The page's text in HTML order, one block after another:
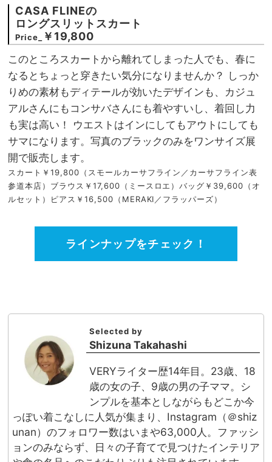
CASA FLINEの
ロングスリットスカート
Price_
￥19,800
このところスカートから離れてしまった人でも、春に
なるとちょっと穿きたい気分になりませんか？ しっか
りめの素材もディテールが効いたデザインも、カジュ
アルさんにもコンサバさんにも着やすいし、着回し力
も実は高い！ ウエストはインにしてもアウトにしても
サマになります。写真のブラックのみをワンサイズ展
開で販売します。
スカート￥19,800（スモールカーサフライン／カーサフライン表
参道本店）ブラウス￥17,600（ミースロエ）バッグ￥39,600（オ
ルセット）ピアス￥16,500（MERAKI／フラッパーズ）
ラインナップをチェック！
Selected by
Shizuna Takahashi
VERYライター歴14年目。23歳、18
歳の女の子、9歳の男の子ママ。シ
ンプルを基本としながらもどこか今
っぽい着こなしに人気が集まり、Instagram（＠shiz
unan）のフォロワー数はいまや63,000人。ファッシ
ョンのみならず、日々の子育てで見つけたインテリア